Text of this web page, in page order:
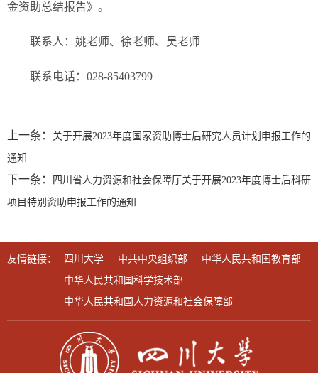
金资助总结报告》。
联系人：姚老师、徐老师、吴老师
联系电话：028-85403799
上一条： 关于开展2023年度国家资助博士后研究人员计划申报工作的
通知
下一条： 四川省人力资源和社会保障厅关于开展2023年度博士后科研
项目特别资助申报工作的通知
友情链接： 四川大学 中共中央组织部
中华人民共和国教育部
中华人民共和国科学技术部
中华人民共和国人力资源和社会保障部